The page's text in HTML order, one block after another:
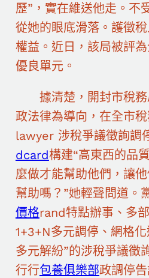
歷”，實在維送他走。不
從她的眼底滑落。護徵
權益。近日，該局被評
優良單元。
據清楚，開封市稅
政法律為導向，在全市
lawyer 涉稅爭議徵詢調
dcard構建“高東西的品
麼做才能幫助他們，讓
幫助嗎？”她輕聲問道。
價格rand特點辦事、多
1+3+N多元調停、網格
多元解紛”的涉稅爭議徵
行行包養俱樂部政調停